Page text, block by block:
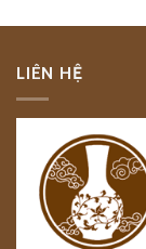
LIÊN HỆ